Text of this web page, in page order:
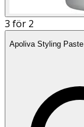
3 för 2
Apoliva Styling